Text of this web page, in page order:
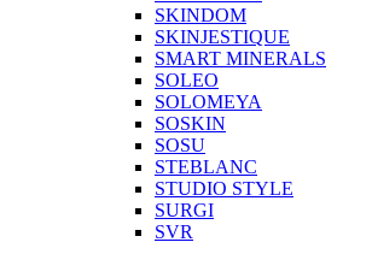
SKINDOM
SKINJESTIQUE
SMART MINERALS
SOLEO
SOLOMEYA
SOSKIN
SOSU
STEBLANC
STUDIO STYLE
SURGI
SVR